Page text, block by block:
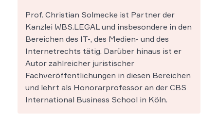
Prof. Christian Solmecke ist Partner der
Kanzlei WBS.LEGAL und insbesondere in den
Bereichen des IT-, des Medien- und des
Internetrechts tätig. Darüber hinaus ist er
Autor zahlreicher juristischer
Fachveröffentlichungen in diesen Bereichen
und lehrt als Honorarprofessor an der CBS
International Business School in Köln.